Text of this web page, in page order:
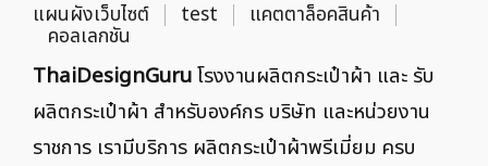
แผนผังเว็บไซต์ test แคตตาล็อคสินค้า
คอลเลกชัน
ThaiDesignGuruโรงงานผลิตกระเป๋าผ้า และ รับ
ผลิตกระเป๋าผ้า สำหรับองค์กร บริษัท และหน่วยงาน
ราชการ เรามีบริการ ผลิตกระเป๋าผ้าพรีเมี่ยม ครบ